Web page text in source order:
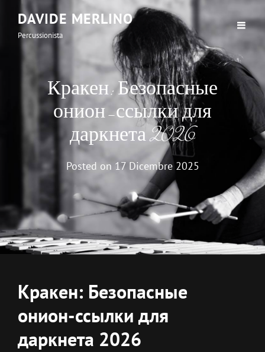
DAVIDE MERLINO
Percussionista
Кракен: Безопасные
онион-ссылки для
даркнета 2026
Posted on 17 Dicembre 2025
Кракен: Безопасные
онион-ссылки для
даркнета 2026